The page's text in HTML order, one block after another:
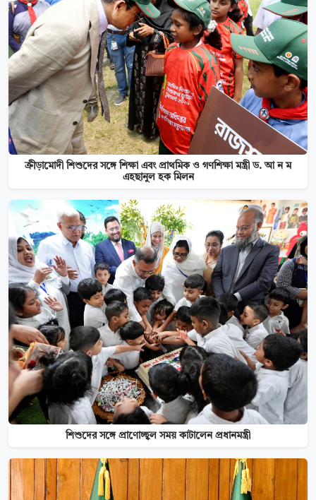
ক্রীড়ামোদী শিশুদের সঙ্গে শিক্ষা এবং প্রাথমিক ও গণশিক্ষা মন্ত্রী ড. আ ন ম
এহছানুল হক মিলন
শিশুদের সঙ্গে প্রাণোচ্ছ্বল সময় কাটালেন প্রধানমন্ত্রী